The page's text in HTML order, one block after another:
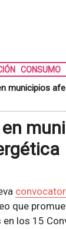
CONSUMO
municipios
que
los 15